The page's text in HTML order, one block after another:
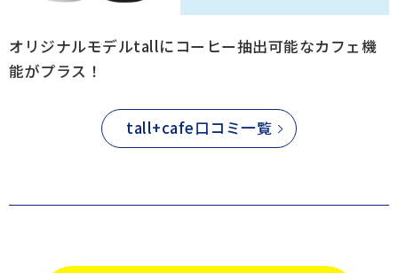
オリジナルモデルtallにコーヒー抽出可能なカフェ機
能がプラス！
tall+cafe口コミ一覧